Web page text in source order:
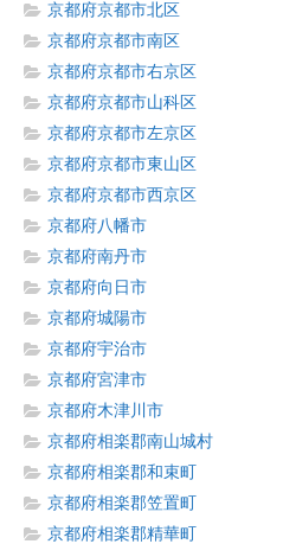
京都府京都市北区
京都府京都市南区
京都府京都市右京区
京都府京都市山科区
京都府京都市左京区
京都府京都市東山区
京都府京都市西京区
京都府八幡市
京都府南丹市
京都府向日市
京都府城陽市
京都府宇治市
京都府宮津市
京都府木津川市
京都府相楽郡南山城村
京都府相楽郡和束町
京都府相楽郡笠置町
京都府相楽郡精華町